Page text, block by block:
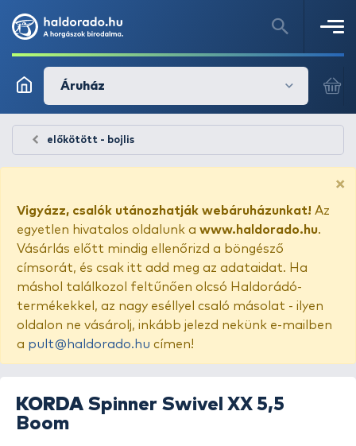
Áruház
előkötött - bojlis
×
Vigyázz, csalók utánozhatják webáruházunkat! Az
egyetlen hivatalos oldalunk a www.haldorado.hu.
Vásárlás előtt mindig ellenőrizd a böngésző
címsorát, és csak itt add meg az adataidat. Ha
máshol találkozol feltűnően olcsó Haldorádó-
termékekkel, az nagy eséllyel csaló másolat - ilyen
oldalon ne vásárolj, inkább jelezd nekünk e-mailben
a pult@haldorado.hu címen!
KORDA Spinner Swivel XX 5,5
Boom